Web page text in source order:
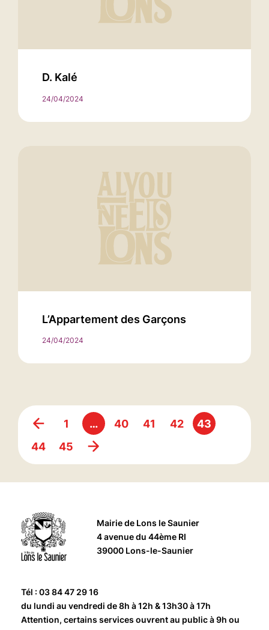
D. Kalé
24/04/2024
L’Appartement des Garçons
24/04/2024
1 … 40 41 42
43
44
45
Mairie de Lons le Saunier
4 avenue du 44ème RI
39000 Lons-le-Saunier
Tél : 03 84 47 29 16
du lundi au vendredi de 8h à 12h & 13h30 à 17h
Attention, certains services ouvrent au public à 9h ou